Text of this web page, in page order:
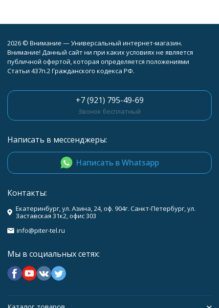
2026 © Внимание — Универсальный интернет-магазин.
Внимание! Данный сайт ни при каких условиях не является
публичной офертой, которая определяется положениями
Статьи 437п.2 Гражданского кодекса РФ.
+7 (921) 795-49-69
Звонок бесплатный
Написать в мессенджеры:
Написать в Whatsapp
Контакты:
Екатеринбург, ул. Азина, 24, оф. 904г. Санкт-Петербург, ул.
Заставская 31к2, офис 303
info@piter-tel.ru
Мы в социальных сетях: